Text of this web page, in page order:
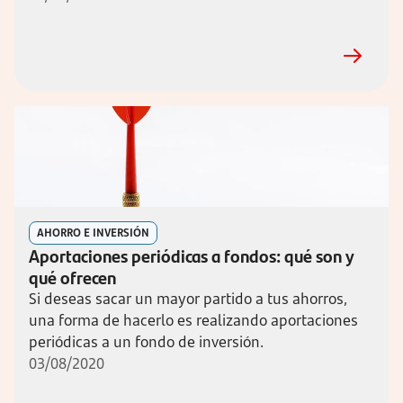
AHORRO E INVERSIÓN
Aportaciones periódicas a fondos: qué son y
qué ofrecen
Si deseas sacar un mayor partido a tus ahorros,
una forma de hacerlo es realizando aportaciones
periódicas a un fondo de inversión.
03/08/2020